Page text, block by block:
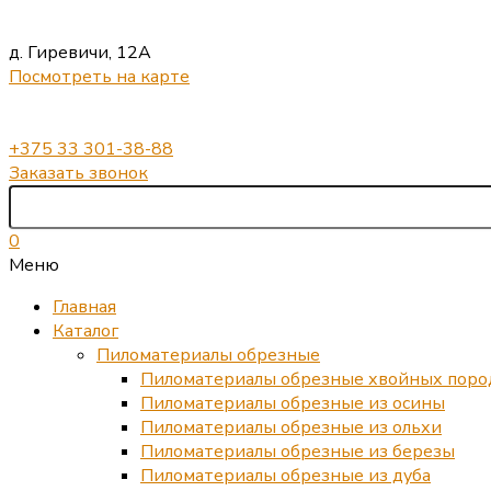
д. Гиревичи, 12А
Посмотреть на карте
+375 33 301-38-88
Заказать звонок
0
Меню
Главная
Каталог
Пиломатериалы обрезные
Пиломатериалы обрезные хвойных
Пиломатериалы обрезные из осины
Пиломатериалы обрезные из ольхи
Пиломатериалы обрезные из березы
Пиломатериалы обрезные из дуба